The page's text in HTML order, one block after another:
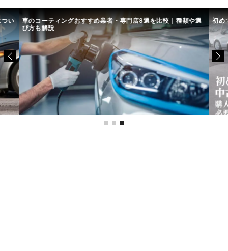
い 車のコーティングおすすめ業者・専門店8選を比較｜種類や選
び方も解説
初め